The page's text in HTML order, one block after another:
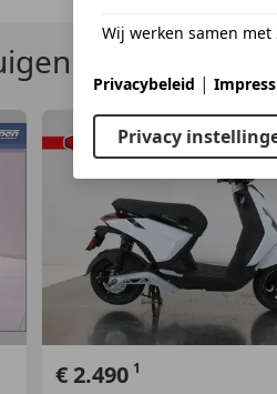
Meer informatie
Schade:
Garantielabel:
Garantie:
BTW/marge:
Kenteken:
33-MS-
€ 2.490 1
Wij werken samen met
Privacybeleid |
Privacy